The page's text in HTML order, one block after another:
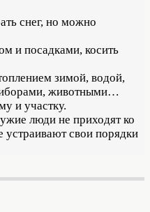
снег, но можно
и посадками, косить
зимой, водой,
животными…
и участку.
люди не приходят ко
устраивают свои порядки